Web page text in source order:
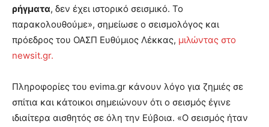
ρήγματα, δεν έχει ιστορικό σεισμικό. Το
παρακολουθούμε», σημείωσε ο σεισμολόγος και
πρόεδρος του ΟΑΣΠ Ευθύμιος Λέκκας, μιλώντας στο
newsit.gr.
Πληροφορίες του evima.gr κάνουν λόγο για ζημιές σε
σπίτια και κάτοικοι σημειώνουν ότι ο σεισμός έγινε
ιδιαίτερα αισθητός σε όλη την Εύβοια. «Ο σεισμός ήταν